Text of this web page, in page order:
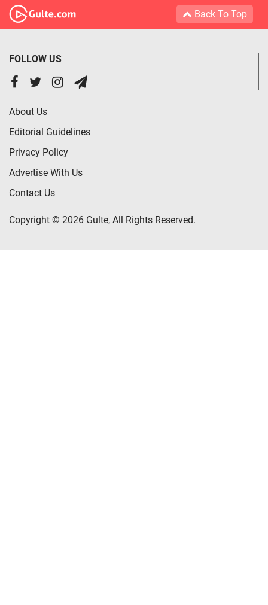
Back To Top
FOLLOW US
About Us
Editorial Guidelines
Privacy Policy
Advertise With Us
Contact Us
Copyright © 2026 Gulte, All Rights Reserved.